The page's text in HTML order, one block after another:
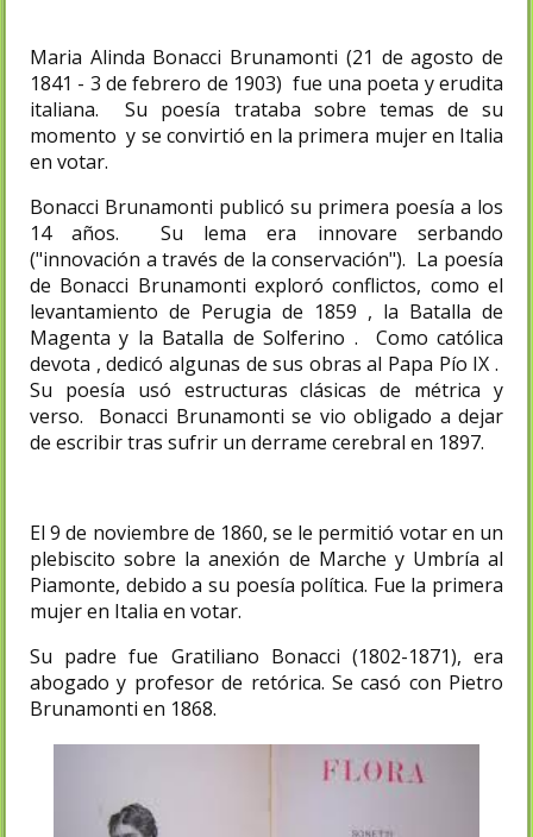
Maria Alinda Bonacci Brunamonti (21 de agosto de
1841 - 3 de febrero de 1903) fue una poeta y erudita
italiana. Su poesía trataba sobre temas de su
momento y se convirtió en la primera mujer en Italia
en votar.
Bonacci Brunamonti publicó su primera poesía a los
14 años. Su lema era innovare serbando
("innovación a través de la conservación"). La poesía
de Bonacci Brunamonti exploró conflictos, como el
levantamiento de Perugia de 1859 , la Batalla de
Magenta y la Batalla de Solferino . Como católica
devota , dedicó algunas de sus obras al Papa Pío IX .
Su poesía usó estructuras clásicas de métrica y
verso. Bonacci Brunamonti se vio obligado a dejar
de escribir tras sufrir un derrame cerebral en 1897.
El 9 de noviembre de 1860, se le permitió votar en un
plebiscito sobre la anexión de Marche y Umbría al
Piamonte, debido a su poesía política. Fue la primera
mujer en Italia en votar.
Su padre fue Gratiliano Bonacci (1802-1871), era
abogado y profesor de retórica. Se casó con Pietro
Brunamonti en 1868.